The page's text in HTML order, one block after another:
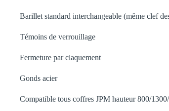
Barillet standard interchangeable (même clef
Témoins de verrouillage
Fermeture par claquement
Gonds acier
Compatible tous coffres JPM hauteur 800/